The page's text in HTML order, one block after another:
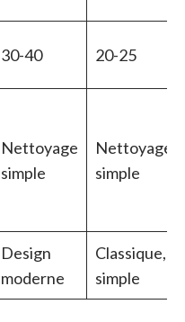
30-40 20-25
Nettoyage
simple
Nettoyage
simple
Design
moderne
Classique,
simple